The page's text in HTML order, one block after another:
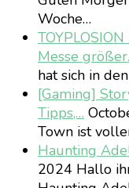
Woche…
Messe
hat sich in
[Gaming]
Tipps,…
Town ist
Haunting
2024 Hallo